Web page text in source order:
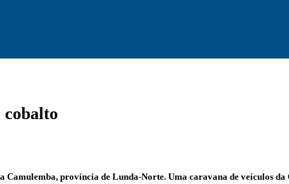
cobalto
província de Lunda-Norte. Uma caravana de veículos